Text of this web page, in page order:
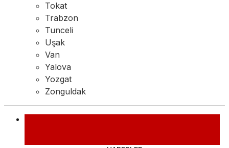
Tokat
Trabzon
Tunceli
Uşak
Van
Yalova
Yozgat
Zonguldak